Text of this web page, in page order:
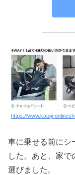
https://www.katoji-
車に乗せる前にシ
した。あと、家
選びました。